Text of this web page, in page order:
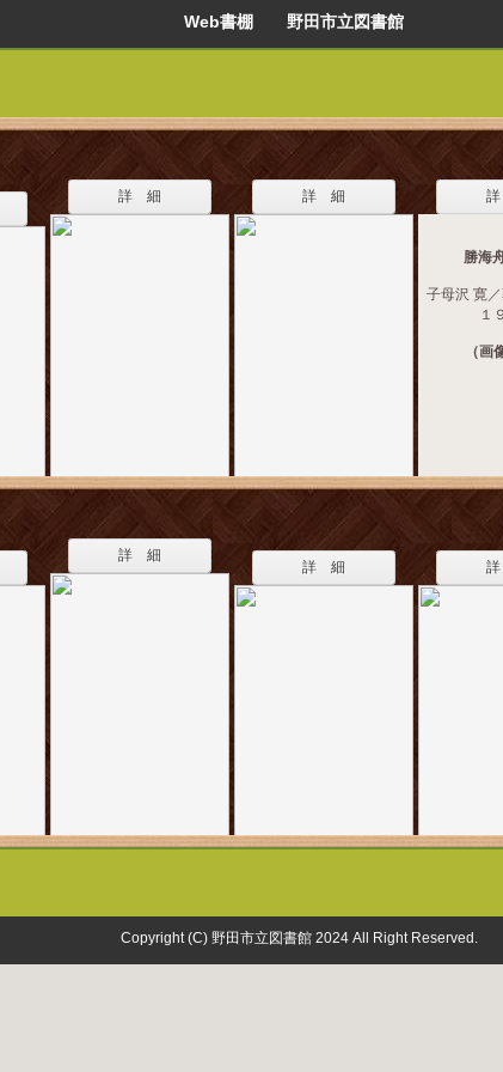
Web書棚 野田市立図書館
詳 細 詳 細
勝海
子母沢 寛
１
（画
詳 細
詳 細
Copyright (C) 野田市立図書館 2024 All Right Reserved.